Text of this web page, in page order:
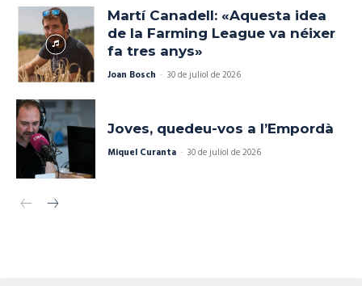
Martí Canadell: «Aquesta idea
de la Farming League va néixer
fa tres anys»
Joan Bosch - 30 de juliol de 2026
Joves, quedeu-vos a l’Empordà
Miquel Curanta - 30 de juliol de 2026